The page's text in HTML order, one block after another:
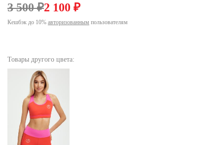
3 500 ₽2 100 ₽
Кешбэк до 10% авторизованным пользователям
Товары другого цвета: